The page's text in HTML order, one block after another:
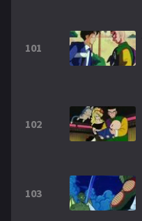
101
102
103